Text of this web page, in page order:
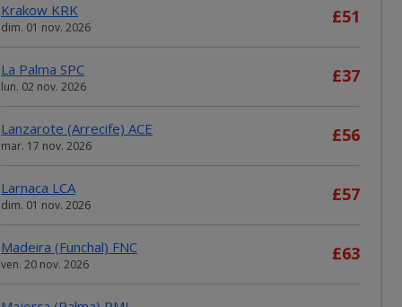
Krakow KRK
dim. 01 nov. 2026
£51
La Palma SPC
lun. 02 nov. 2026
£37
Lanzarote (Arrecife) ACE
mar. 17 nov. 2026
£56
Larnaca LCA
dim. 01 nov. 2026
£57
Madeira (Funchal) FNC
ven. 20 nov. 2026
£63